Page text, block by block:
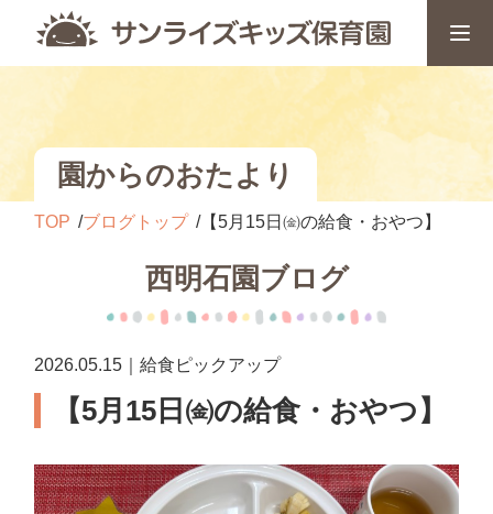
園からのおたより
TOP ブログトップ 【5月15日㈮の給食・おやつ】
西明石園ブログ
2026.05.15｜給食ピックアップ
【5月15日㈮の給食・おやつ】